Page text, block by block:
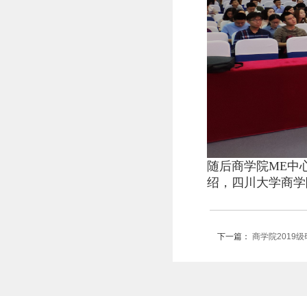
随后商学院ME中
绍，四川大学商
下一篇： 商学院2019级